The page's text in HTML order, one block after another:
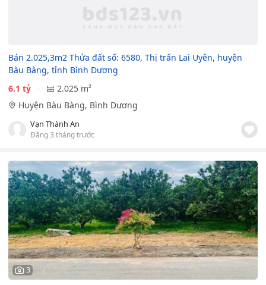
Bán 2.025,3m2 Thửa đất số: 6580, Thị trấn Lai Uyên, huyện
Bàu Bàng, tỉnh Bình Dương
6.1 tỷ
2.025 m²
Huyện Bàu Bàng, Bình Dương
Vạn Thành An
Đăng 3 tháng trước
3